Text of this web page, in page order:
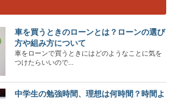
車を買うときのローンとは？ローンの選び
方や組み方について
車をローンで買うときにはどのようなことに気を
つけたらいいので...
中学生の勉強時間、理想は何時間？時間よ